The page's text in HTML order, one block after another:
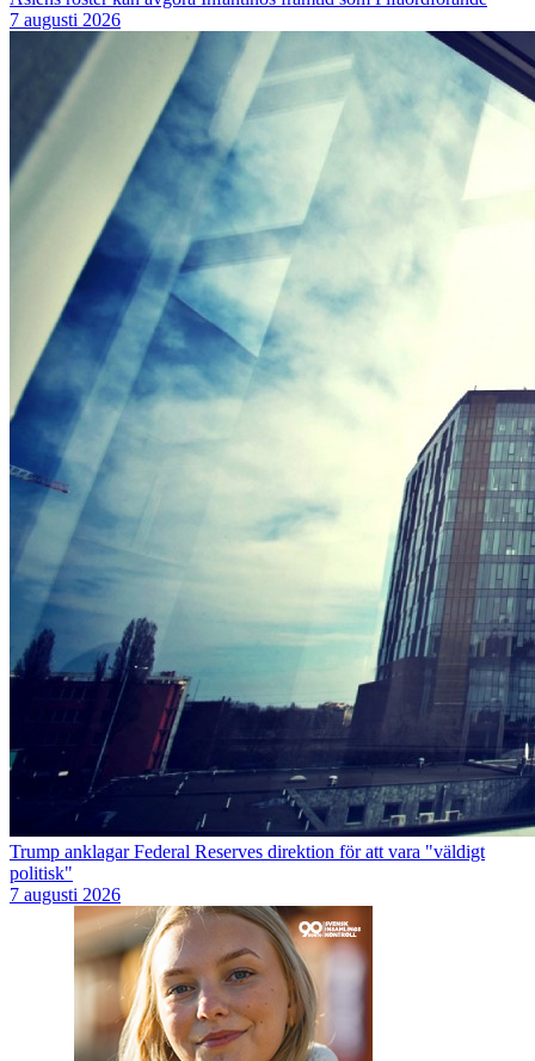
7 augusti 2026
Trump anklagar Federal Reserves direktion för att vara "väldigt
politisk"
7 augusti 2026